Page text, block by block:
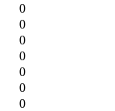
0
0
0
0
0
0
0